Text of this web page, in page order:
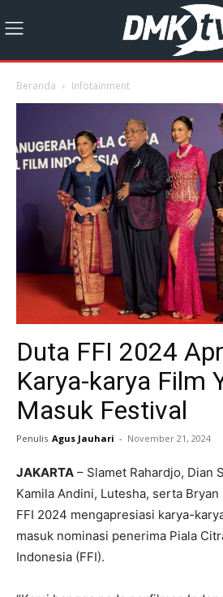
Beranda Infotainment
Duta FFI 2024
Karya-karya Film
Masuk Festival
Penulis Agus Jauhari - November 21, 2024
JAKARTA – Slamet Rahardjo, Dian
Kamila Andini, Lutesha, serta
FFI 2024 mengapresiasi karya-
masuk nominasi penerima Piala
Indonesia (FFI).